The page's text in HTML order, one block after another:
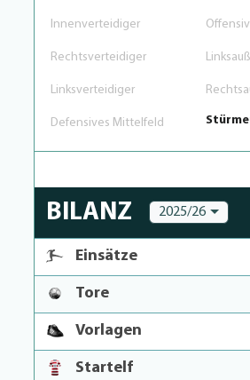
Innenverteidiger
Rechtsverteidiger
Linksverteidiger
Defensives Mittelfeld
BILANZ 2025/26
Einsätze
Tore
Vorlagen
Startelf